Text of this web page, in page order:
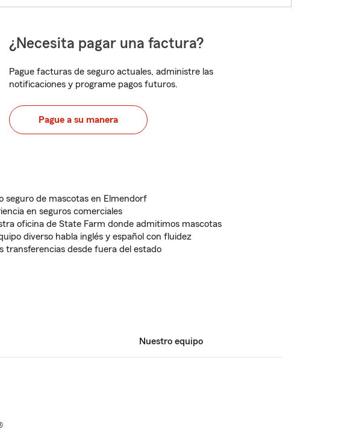
¿Necesita pagar una factura?
Pague facturas de seguro actuales, administre las
notificaciones y programe pagos futuros.
Pague a su manera
seguro de mascotas en Elmendorf
en seguros comerciales
oficina de State Farm donde admitimos mascotas
diverso habla inglés y español con fluidez
transferencias desde fuera del estado
Nuestro equipo